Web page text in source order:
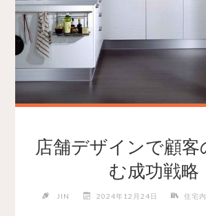
店舗デザインで顧客
む成功戦略
JIN 2024年12月24日 住宅